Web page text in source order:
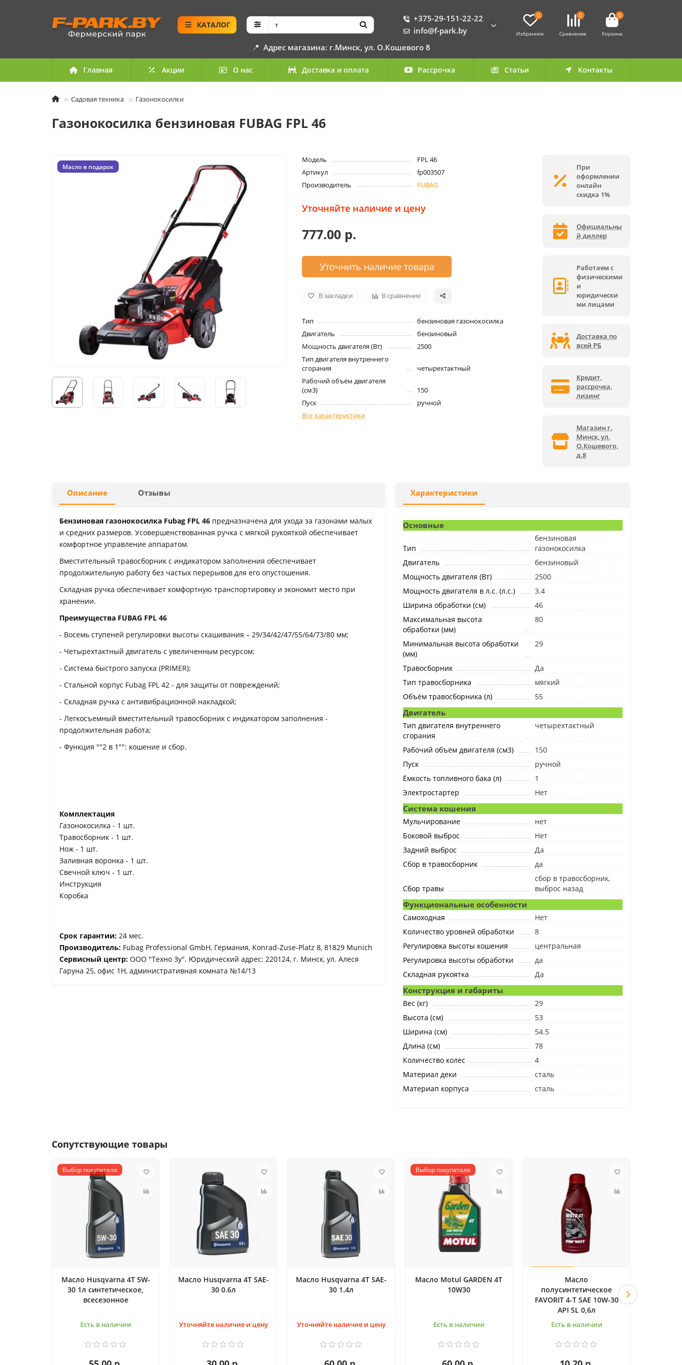
КАТАЛОГ
+375-29-151-22-22
info@f-park.by
0
Избранное
0
Сравнение
0
Корзина
📍 Адрес магазина: г.Минск, ул. О.Кошевого 8
Главная Акции О нас Доставка и оплата Рассрочка Статьи Контакты
Садовая техника Газонокосилки
Газонокосилка бензиновая FUBAG FPL 46
Масло в подарок
Модель
FPL 46
Артикул
fp003507
Производитель
FUBAG
Уточняйте наличие и цену
777.00 р.
Уточнить наличие товара
В закладки В сравнение
Тип
бензиновая газонокосилка
Двигатель
бензиновый
Мощность двигателя (Вт)
2500
Тип двигателя внутреннего
сгорания
четырехтактный
Рабочий объём двигателя
(см3)
150
Пуск
ручной
Все характеристики
При
оформлении
онлайн
скидка 1%
Официальны
й диллер
Работаем с
физическими
и
юридически
ми лицами
Доставка по
всей РБ
Кредит,
рассрочка,
лизинг
Магазин г.
Минск, ул.
О.Кошевого,
д.8
Описание Отзывы
Бензиновая газонокосилка Fubag FPL 46 предназначена для ухода за газонами малых
и средних размеров. Усовершенствованная ручка с мягкой рукояткой обеспечивает
комфортное управление аппаратом.
Вместительный травосборник с индикатором заполнения обеспечивает
продолжительную работу без частых перерывов для его опустошения.
Складная ручка обеспечивает комфортную транспортировку и экономит место при
хранении.
Преимущества FUBAG FPL 46
- Восемь ступеней регулировки высоты скашивания – 29/34/42/47/55/64/73/80 мм;
- Четырехтактный двигатель с увеличенным ресурсом;
- Система быстрого запуска (PRIMER);
- Стальной корпус Fubag FPL 42 - для защиты от повреждений;
- Складная ручка с антивибрационной накладкой;
- Легкосъемный вместительный травосборник с индикатором заполнения -
продолжительная работа;
- Функция ""2 в 1"": кошение и сбор.
Комплектация
Газонокосилка - 1 шт.
Травосборник - 1 шт.
Нож - 1 шт.
Заливная воронка - 1 шт.
Свечной ключ - 1 шт.
Инструкция
Коробка
Срок гарантии: 24 мес.
Производитель: Fubag Professional GmbH, Германия, Konrad-Zuse-Platz 8, 81829 Munich
Сервисный центр: ООО "Техно Зу". Юридический адрес: 220124, г. Минск, ул. Алеся
Гаруна 25, офис 1Н, административная комната №14/13
Характеристики
Основные
Тип
бензиновая
газонокосилка
Двигатель
бензиновый
Мощность двигателя (Вт)
2500
Мощность двигателя в л.с. (л.с.)
3.4
Ширина обработки (см)
46
Максимальная высота
обработки (мм)
80
Минимальная высота обработки
(мм)
29
Травосборник
Да
Тип травосборника
мягкий
Объём травосборника (л)
55
Двигатель
Тип двигателя внутреннего
сгорания
четырехтактный
Рабочий объём двигателя (см3)
150
Пуск
ручной
Ёмкость топливного бака (л)
1
Электростартер
Нет
Система кошения
Мульчирование
нет
Боковой выброс
Нет
Задний выброс
Да
Сбор в травосборник
да
Сбор травы
сбор в травосборник,
выброс назад
Функциональные особенности
Самоходная
Нет
Количество уровней обработки
8
Регулировка высоты кошения
центральная
Регулировка высоты обработки
да
Складная рукоятка
Да
Конструкция и габариты
Вес (кг)
29
Высота (см)
53
Ширина (см)
54.5
Длина (см)
78
Количество колес
4
Материал деки
сталь
Материап корпуса
сталь
Сопутствующие товары
Выбор покупателя
Масло Husqvarna 4T 5W-
30 1л синтетическое,
всесезонное
Есть в наличии
Масло Husqvarna 4T SAE-
30 0.6л
Уточняйте наличие и цену
Масло Husqvarna 4T SAE-
30 1.4л
Уточняйте наличие и цену
Выбор покупателя
Масло Motul GARDEN 4T
10W30
Есть в наличии
Масло
полусинтетическое
FAVORIT 4-T SAE 10W-30
API SL 0,6л
Есть в наличии